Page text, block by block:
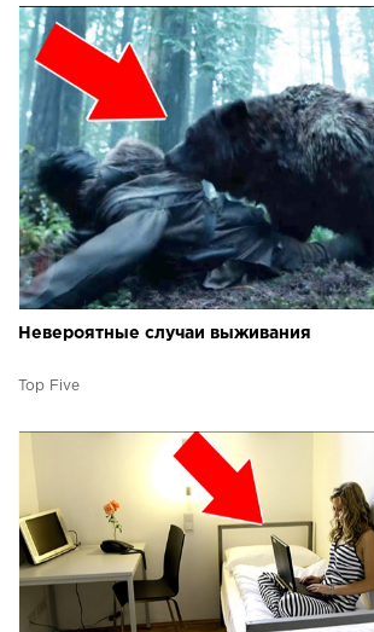
Невероятные случаи выживания
Top Five